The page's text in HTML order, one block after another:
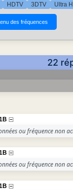
HDTV 3DTV Ultra
22
ou fréquence non
ou fréquence non